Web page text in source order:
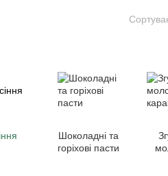
Шоколадні та
горіхові пасти